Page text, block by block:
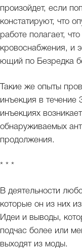
произойдет, если
констатируют, что
работе полагает,
кровоснабжения, и
ющий по Безредка
Такие же опыты
инъекция в течение
инъекциях
обнаруживаемых
продолжения.
* * *
В деятельности
которые он из них
Идеи и выводы,
подчас более или
выходят из моды.